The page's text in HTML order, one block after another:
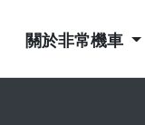
關於非常機車